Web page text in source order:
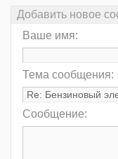
Добавить новое
Ваше имя:
Тема сообщения:
Сообщение: